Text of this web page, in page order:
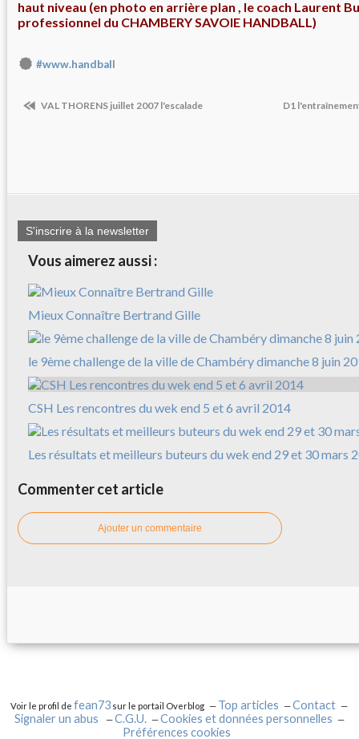
haut niveau (en photo en arrière plan , le coach Laurent
professionnel du CHAMBERY SAVOIE HANDBALL)
#www.handball
VAL THORENS juillet 2007 l'escalade D1
S'inscrire à la newsletter
Vous aimerez aussi :
Mieux Connaître Bertrand Gille
le 9ème challenge de la ville de Chambéry dimanche 8 juin
CSH Les rencontres du wek end 5 et 6 avril 2014
Les résultats et meilleurs buteurs du wek end 29 et 30 mars
Commenter cet article
Ajouter un commentaire
Voir le profil defean73 sur le portail Overblog Top articles
Contact
Signaler un abus
C.G.U.
Cookies et données personnelles
Préférences cookies